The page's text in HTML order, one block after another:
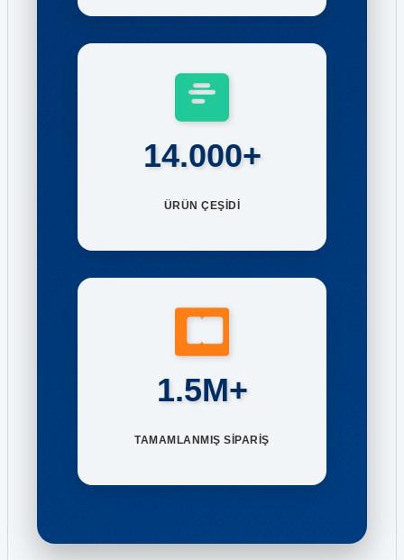
14.000+
ÜRÜN ÇEŞİDİ
1.5M+
TAMAMLANMIŞ SİPARİŞ